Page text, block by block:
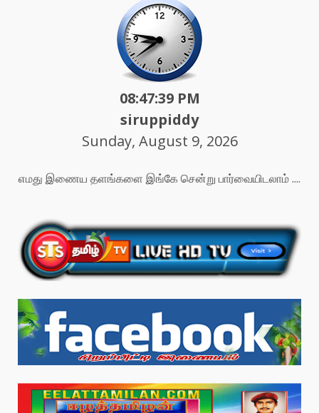
08:47:41 PM
siruppiddy
Sunday, August 9, 2026
எமது இணைய தளங்களை இங்கே சென்று பார்வையிடலாம் ....